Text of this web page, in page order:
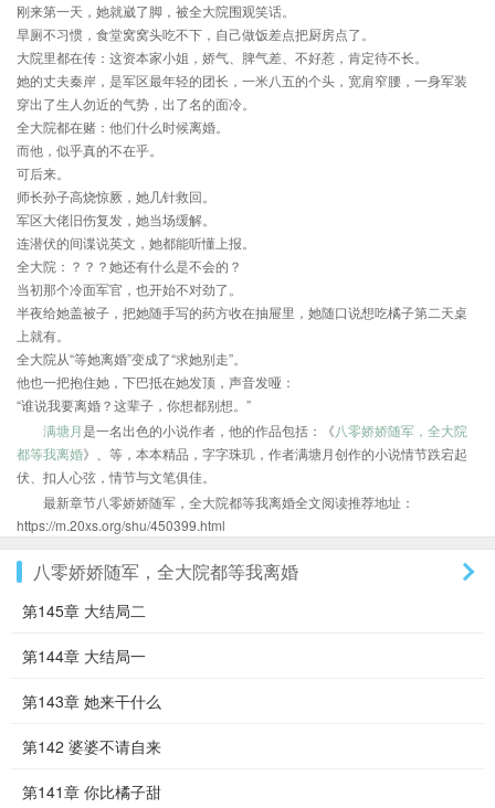
刚来第一天，她就崴了脚，被全大院围观笑话。
旱厕不习惯，食堂窝窝头吃不下，自己做饭差点把厨房点了。
大院里都在传：这资本家小姐，娇气、脾气差、不好惹，肯定待不长。
她的丈夫秦岸，是军区最年轻的团长，一米八五的个头，宽肩窄腰，一身军装
穿出了生人勿近的气势，出了名的面冷。
全大院都在赌：他们什么时候离婚。
而他，似乎真的不在乎。
可后来。
师长孙子高烧惊厥，她几针救回。
军区大佬旧伤复发，她当场缓解。
连潜伏的间谍说英文，她都能听懂上报。
全大院：？？？她还有什么是不会的？
当初那个冷面军官，也开始不对劲了。
半夜给她盖被子，把她随手写的药方收在抽屉里，她随口说想吃橘子第二天桌
上就有。
全大院从“等她离婚”变成了“求她别走”。
他也一把抱住她，下巴抵在她发顶，声音发哑：
“谁说我要离婚？这辈子，你想都别想。”
满塘月是一名出色的小说作者，他的作品包括：《八零娇娇随军，全大院
都等我离婚》、等，本本精品，字字珠玑，作者满塘月创作的小说情节跌宕起
伏、扣人心弦，情节与文笔俱佳。
最新章节八零娇娇随军，全大院都等我离婚全文阅读推荐地址：
https://m.20xs.org/shu/450399.html
八零娇娇随军，全大院都等我离婚
第145章 大结局二
第144章 大结局一
第143章 她来干什么
第142 婆婆不请自来
第141章 你比橘子甜